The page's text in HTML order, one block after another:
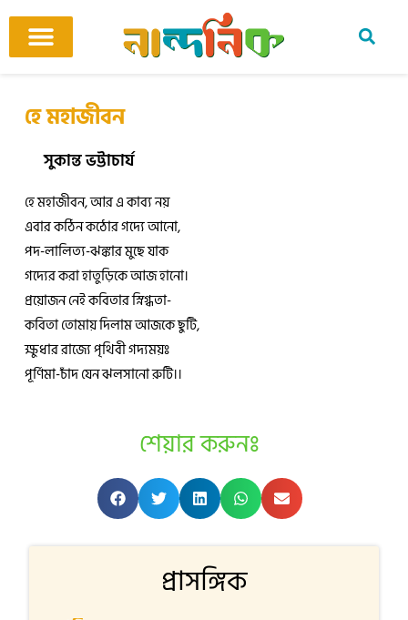
content
হে মহাজীবন
সুকান্ত ভট্টাচার্য
হে মহাজীবন, আর এ কাব্য নয়
এবার কঠিন কঠোর গদ্যে আনো,
পদ-লালিত্য-ঝঙ্কার মুছে যাক
গদ্যের করা হাতুড়িকে আজ হানো।
প্রয়োজন নেই কবিতার স্নিগ্ধতা-
কবিতা তোমায় দিলাম আজকে ছুটি,
ক্ষুধার রাজ্যে পৃথিবী গদ্যময়ঃ
পূর্ণিমা-চাঁদ যেন ঝলসানো রুটি।।
শেয়ার করুনঃ
প্রাসঙ্গিক